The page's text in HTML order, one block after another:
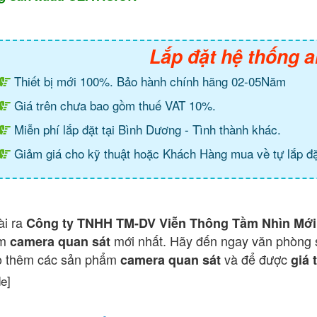
Lắp đặt hệ thống
Thiết bị mới 100%. Bảo hành chính hãng 02-05Năm
Giá trên chưa bao gồm thuế VAT 10%.
Miễn phí lắp đặt tại Bình Dương - Tình thành khác.
Giảm giá cho kỹ thuật hoặc Khách Hàng mua về tự lắp
raCông ty TNHH TM-DV Viễn Thông Tầm Nhìn Mới
camera quan sát mới nhất. Hãy đến ngay văn
thêm các sản phẩm camera quan sátvà để đượcgiá